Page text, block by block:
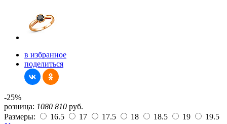
в избранное
поделиться
-25%
розница: 1080 810 руб.
Размеры:
16.5 17 17.5 18 18.5 19
19.5